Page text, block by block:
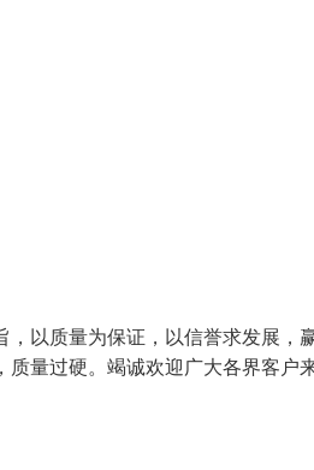
以质量为保证，以信誉求发展，
量过硬。竭诚欢迎广大各界客户